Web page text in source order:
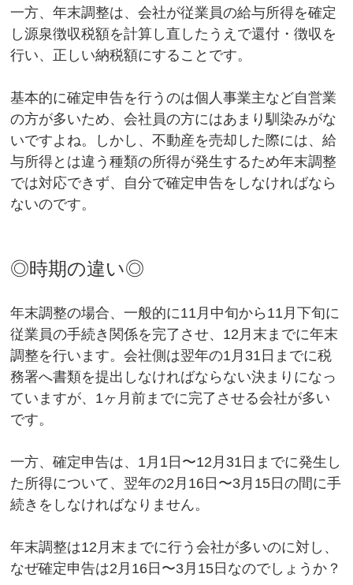
一方、年末調整は、会社が従業員の給与所得を確定
し源泉徴収税額を計算し直したうえで還付・徴収を
行い、正しい納税額にすることです。
基本的に確定申告を行うのは個人事業主など自営業
の方が多いため、会社員の方にはあまり馴染みがな
いですよね。しかし、不動産を売却した際には、給
与所得とは違う種類の所得が発生するため年末調整
では対応できず、自分で確定申告をしなければなら
ないのです。
◎時期の違い◎
年末調整の場合、一般的に11月中旬から11月下旬に
従業員の手続き関係を完了させ、12月末までに年末
調整を行います。会社側は翌年の1月31日までに税
務署へ書類を提出しなければならない決まりになっ
ていますが、1ヶ月前までに完了させる会社が多い
です。
一方、確定申告は、1月1日〜12月31日までに発生し
た所得について、翌年の2月16日〜3月15日の間に手
続きをしなければなりません。
年末調整は12月末までに行う会社が多いのに対し、
なぜ確定申告は2月16日〜3月15日なのでしょうか？